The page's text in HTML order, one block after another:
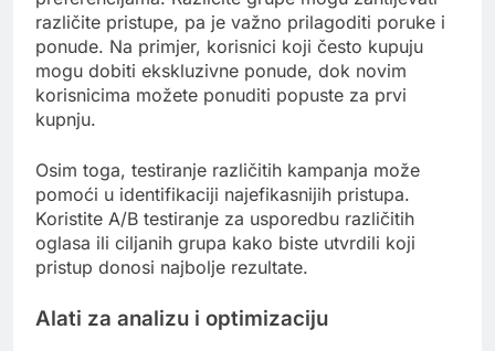
različite pristupe, pa je važno prilagoditi poruke i
ponude. Na primjer, korisnici koji često kupuju
mogu dobiti ekskluzivne ponude, dok novim
korisnicima možete ponuditi popuste za prvi
kupnju.
Osim toga, testiranje različitih kampanja može
pomoći u identifikaciji najefikasnijih pristupa.
Koristite A/B testiranje za usporedbu različitih
oglasa ili ciljanih grupa kako biste utvrdili koji
pristup donosi najbolje rezultate.
Alati za analizu i optimizaciju